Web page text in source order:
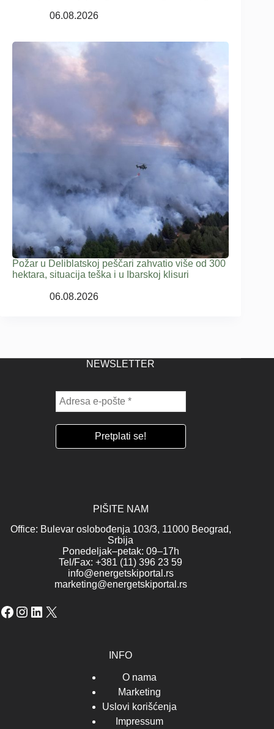
06.08.2026
Požar u Deliblatskoj peščari zahvatio više od 300
hektara, situacija teška i u Ibarskoj klisuri
06.08.2026
NEWSLETTER
PIŠITE NAM
Office: Bulevar oslobođenja 103/3, 11000 Beograd,
Srbija
Ponedeljak–petak: 09–17h
Tel/Fax: +381 (11) 396 23 59
info@energetskiportal.rs
marketing@energetskiportal.rs
Facebook
Instagram
LinkedIn
X
INFO
O nama
Marketing
Uslovi korišćenja
Impressum